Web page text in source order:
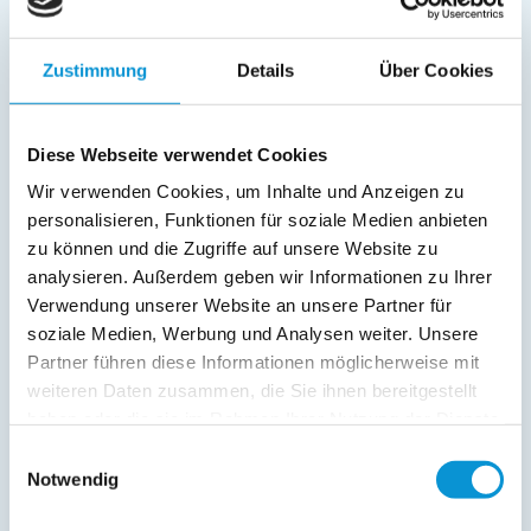
Zustimmung Details Über Cookies
Diese Webseite verwendet Cookies
Wir verwenden Cookies, um Inhalte und Anzeigen zu
personalisieren, Funktionen für soziale Medien anbieten
zu können und die Zugriffe auf unsere Website zu
analysieren. Außerdem geben wir Informationen zu Ihrer
Verwendung unserer Website an unsere Partner für
soziale Medien, Werbung und Analysen weiter. Unsere
Partner führen diese Informationen möglicherweise mit
weiteren Daten zusammen, die Sie ihnen bereitgestellt
Notwendig
Fernseher
Service:
Verpflegung:
Sonstiges:
Badezimmer: Dusche (Einstiegshöhe: 13cm), WC,
Waschbecken
Beschreibung
Ferienwohnung Marina Wendtorf Oase in Wendtorf